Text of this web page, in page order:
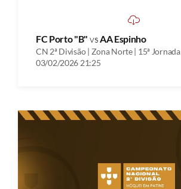
FC Porto "B" vs AA Espinho
CN 2ª Divisão | Zona Norte | 15ª Jornada
03/02/2026 21:25